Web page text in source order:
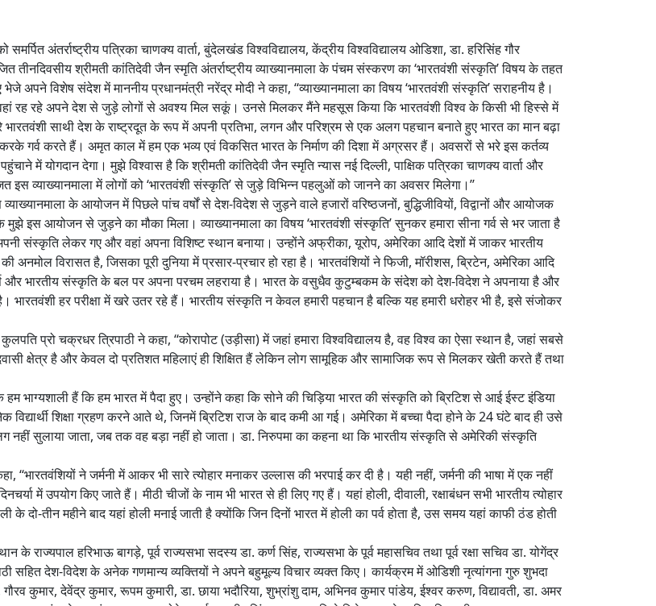
अंतर्राष्ट्रीय पत्रिका चाणक्य वार्ता, बुंदेलखंड विश्वविद्यालय, केंद्रीय विश्वविद्यालय ओडिशा, डा. हरिसिंह गौर
श्रीमती कांतिदेवी जैन स्मृति अंतर्राष्ट्रीय व्याख्यानमाला के पंचम संस्करण का ‘भारतवंशी संस्कृति’ विषय के तहत
विशेष संदेश में माननीय प्रधानमंत्री नरेंद्र मोदी ने कहा, ‘‘व्याख्यानमाला का विषय ‘भारतवंशी संस्कृति’ सराहनीय है।
वहां रह रहे अपने देश से जुड़े लोगों से अवश्य मिल सकूं। उनसे मिलकर मैंने महसूस किया कि भारतवंशी विश्व के किसी भी हिस्से में
साथी देश के राष्ट्रदूत के रूप में अपनी प्रतिभा, लगन और परिश्रम से एक अलग पहचान बनाते हुए भारत का मान बढ़ा
गर्व करते हैं। अमृत काल में हम एक भव्य एवं विकसित भारत के निर्माण की दिशा में अग्रसर हैं। अवसरों से भरे इस कर्तव्य
में योगदान देगा। मुझे विश्वास है कि श्रीमती कांतिदेवी जैन स्मृति न्यास नई दिल्ली, पाक्षिक पत्रिका चाणक्य वार्ता और
व्याख्यानमाला में लोगों को ‘भारतवंशी संस्कृति’ से जुड़े विभिन्न पहलुओं को जानने का अवसर मिलेगा।’’
के आयोजन में पिछले पांच वर्षों से देश-विदेश से जुड़ने वाले हजारों वरिष्ठजनों, बुद्धिजीवियों, विद्वानों और आयोजक
इस आयोजन से जुड़ने का मौका मिला। व्याख्यानमाला का विषय ‘भारतवंशी संस्कृति’ सुनकर हमारा सीना गर्व से भर जाता है
संस्कृति लेकर गए और वहां अपना विशिष्ट स्थान बनाया। उन्होंने अफ्रीका, यूरोप, अमेरिका आदि देशों में जाकर भारतीय
अनमोल विरासत है, जिसका पूरी दुनिया में प्रसार-प्रचार हो रहा है। भारतवंशियों ने फिजी, मॉरीशस, ब्रिटेन, अमेरिका आदि
और भारतीय संस्कृति के बल पर अपना परचम लहराया है। भारत के वसुधैव कुटुम्बकम के संदेश को देश-विदेश ने अपनाया है और
हर परीक्षा में खरे उतर रहे हैं। भारतीय संस्कृति न केवल हमारी पहचान है बल्कि यह हमारी धरोहर भी है, इसे संजोकर
प्रो चक्रधर त्रिपाठी ने कहा, ‘‘कोरापोट (उड़ीसा) में जहां हमारा विश्वविद्यालय है, वह विश्व का ऐसा स्थान है, जहां सबसे
क्षेत्र है और केवल दो प्रतिशत महिलाएं ही शिक्षित हैं लेकिन लोग सामूहिक और सामाजिक रूप से मिलकर खेती करते हैं तथा
भाग्यशाली हैं कि हम भारत में पैदा हुए। उन्होंने कहा कि सोने की चिड़िया भारत की संस्कृति को ब्रिटिश से आई ईस्ट इंडिया
शिक्षा ग्रहण करने आते थे, जिनमें ब्रिटिश राज के बाद कमी आ गई। अमेरिका में बच्चा पैदा होने के 24 घंटे बाद ही उसे
सुलाया जाता, जब तक वह बड़ा नहीं हो जाता। डा. निरुपमा का कहना था कि भारतीय संस्कृति से अमेरिकी संस्कृति
‘‘भारतवंशियों ने जर्मनी में आकर भी सारे त्योहार मनाकर उल्लास की भरपाई कर दी है। यही नहीं, जर्मनी की भाषा में एक नहीं
में उपयोग किए जाते हैं। मीठी चीजों के नाम भी भारत से ही लिए गए हैं। यहां होली, दीवाली, रक्षाबंधन सभी भारतीय त्योहार
दो-तीन महीने बाद यहां होली मनाई जाती है क्योंकि जिन दिनों भारत में होली का पर्व होता है, उस समय यहां काफी ठंड होती
के राज्यपाल हरिभाऊ बागड़े, पूर्व राज्यसभा सदस्य डा. कर्ण सिंह, राज्यसभा के पूर्व महासचिव तथा पूर्व रक्षा सचिव डा. योगेंद्र
सहित देश-विदेश के अनेक गणमान्य व्यक्तियों ने अपने बहुमूल्य विचार व्यक्त किए। कार्यक्रम में ओडिशी नृत्यांगना गुरु शुभदा
कुमार, देवेंद्र कुमार, रूपम कुमारी, डा. छाया भदौरिया, शुभ्रांशु दाम, अभिनव कुमार पांडेय, ईश्वर करुण, विद्यावती, डा. अमर